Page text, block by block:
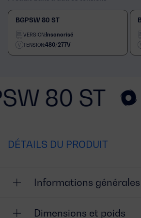
BGPSW 80 ST
VERSION:Insonorisé
TENSION:480/277V
80 ST
DÉTAILS DU PRODUIT
Informations générales
Dimensions et poids